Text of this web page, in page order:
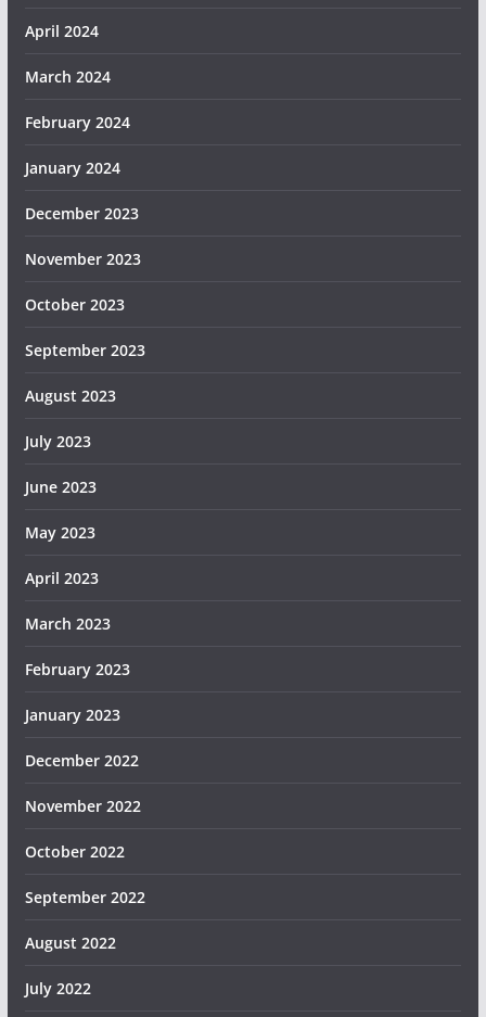
April 2024
March 2024
February 2024
January 2024
December 2023
November 2023
October 2023
September 2023
August 2023
July 2023
June 2023
May 2023
April 2023
March 2023
February 2023
January 2023
December 2022
November 2022
October 2022
September 2022
August 2022
July 2022